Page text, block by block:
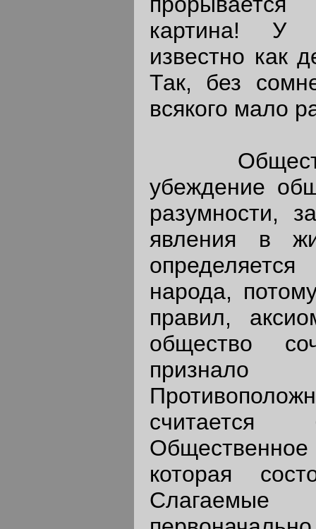
картина! У
известно как
Так, без
всякого мало
убеждение
разумности,
явления в
народа,
правил,
общество
считается
которая